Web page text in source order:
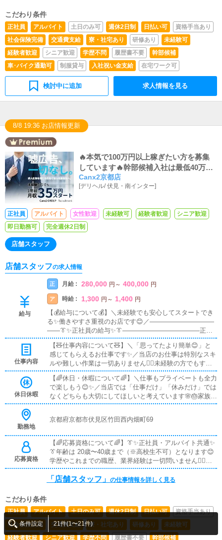
こだわり条件
正社員 アルバイト 土日のみ可 週休2日制 日払い可
資格手当あり
社会保険完備
交通費支給 寮・社宅あり 研修あり
未経験可
経験者歓迎
シニア歓迎 学歴不問 履歴書不要
幹部候補
車･バイク通勤可
制服貸与 入社祝い金支給 在宅ワーク可
検討中に追加 求人情報を見る
8/8 19:36 お店情報更新
🔥本気で100万円以上稼ぎたい方を募集
しています🔥幹部候補入社は最低40万円
以上のお給料スタート👌
Canx2京都店
[デリヘル/伏見・南インター]
正社員 アルバイト 女性歓迎 未経験可 経験者歓迎
シニア歓迎
即日勤務可
完全週休2日制
店舗スタッフ
店舗スタッフの求人情報
給与
正 月給 : 280,000 円 ～ 400,000 円
ア 時給 : 1,300 円 ～ 1,400 円
【💰給与について💰】＼未経験でも安心してスタートでき
る✨働きやすさ重視のお店です😊／――――――――――
――👔✨正社員の給与✨👔――――――――――――正社
員の月給は28万円〜40万円🌈安定した固定給なので毎月の
お給料に不安はありません😊未経験スタートでも仕事を覚
えるスピードや頑張り次第でしっかり評価✨飛び級入社・
早期昇給も可能🚀「年功序列でなかなか上がらない…😣」
そんな心配は不要です🙆‍♂️最初はできる事から少しずつお任
せするので🔰無理なく成長できます🌱安心して長く働ける
環境です🍀――――――――――――⏰✨アルバイトの給
与✨⏰――――――――――――アルバイトは**時給1,400
なので効率よく稼げます😊シフトの融通も利くため学校
力🌸――――――――――――🌈✨働きやすさのポイント
✨🌈――――――――――――✔ 無理なノルマなし🙅‍♂️✔ ア
ットホームな雰囲気😊✔ 相談しやすい環境🤝✔ 未経験でも
丁寧なサポート📘「働きやすいから続けられる」そんな声
が多い職場です✨安心・安定・成長すべてが揃った環境で
新しい一歩を踏み出してみませんか？🌸
仕事内容
【🧸仕事内容について🧸】＼「思ってたより簡単😊」と
感じてもらえるお仕事です✨／当店のお仕事は特別なスキ
ルや難しい作業は一切ありません🙆‍♂️未経験の方でもすぐ
に慣れていける内容なので安心です🔰―――――――――
―――📞✨お客様対応（電話・受付）✨――――――――
――――お客様からの電話対応や来店時の受付がメインで
す😊決まった流れ・マニュアルがあるので「何を話せば
横でサポート🤝少しずつ覚えていけます🌸―――――――
―店内をキレイに保つシンプルなお仕事です🧼特別な道具
や力仕事はなく日常のお掃除感覚でOK😊清潔な環境だか
ら気持ちよく働けます🌈――――――――――――💻✨営
業サイトの更新✨――――――――――――簡単な入力・
更新作業が中心🖥️文字を打ったりチェックするだけなので
PCが苦手でも大丈夫🔰一つずつ丁寧に教えます📘―――
K🙆‍♂️運転ができれば問題ありません😊無理なスケジュール
は組みません🌱――――――――――――🌷未経験の方へ
🌷――――――――――――最初から全部できなくて当た
り前😊「簡単なこと」「できること」からスタートしま
休日休暇
【🌈休日・休暇について🌈】＼仕事もプライベートも全力
で楽しもう😊✨／当店では「仕事だけ」「休みだけ」では
なくどちらも大切にしてほしいと考えています🌸🎂家族の
誕生日💍記念日・大切なイベント🎉特別な予定がある日こ
事な日を我慢しないといけない…😣」そんな心配は一切
トの予定も立てやすいです📅🌈私たちはプライベートが充
実してこそ、仕事も本気で頑張れる💪と考えています😊
無理なくリフレッシュできるから仕事中も気持ちに余裕を
持って取り組めます🍀オンの日はしっかり働く🔥オフの日
は思いっきり楽しむ🎶そんなメリハリのある働き方ができ
る職場です✨未経験の方も安心して長く続けられる環境を
勤務地
京都府京都市伏見区竹田西内畑町69
応募資格
【🌈応募資格について🌈】👔✨正社員・アルバイト共通✨
👔年齢は 20歳〜40歳まで（※高校生不可）となります😊
学歴やこれまでの職歴、業界経験は一切問いません🙆‍♂️当
店では「何をしてきたか」よりもどんな人か・どんな姿勢
で取り組めるかを大切にしています🌸明るく前向きな気持
理のない働き方が可能🕒初めてのアルバイトでも先輩スタ
ッフが優しくフォローするので安心😊「業界は初めてで
不安…😣」「自分にできるか心配…💭」そんな気持ちの
方こそぜひ一度ご応募ください🌈あなたの人柄を大切にす
「店舗スタッフ」 の仕事情報を詳しく見る
こだわり条件
正社員 アルバイト 土日のみ可 週休2日制 日払い可
資格手当あり
社会保険完備
交通費支給 寮・社宅あり 研修あり
未経験可
経験者歓迎
シニア歓迎 学歴不問 履歴書不要 幹部候補
条件設定 21件(1〜21件)